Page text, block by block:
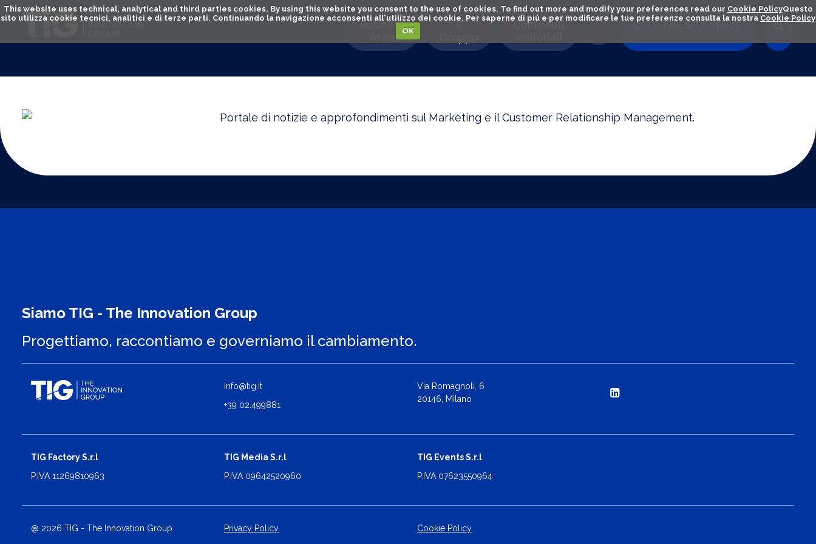
This website uses technical, analytical and third parties cookies. By using this website you consent to the use of cookies. To find out more and modify your preferences read our Cookie PolicyQuesto
sito utilizza cookie tecnici, analitici e di terze parti. Continuando la navigazione acconsenti all'utilizzo dei cookie. Per saperne di piú e per modificare le tue preferenze consulta la nostra Cookie Policy
OK
Let's Talk & Connect!
Business
Il
Contenuti
Portale di notizie e approfondimenti sul Marketing e il Customer Relationship Management.
Siamo TIG - The Innovation Group
Progettiamo, raccontiamo e governiamo il cambiamento.
info@tig.it
+39 02.499881
Via Romagnoli, 6
20146, Milano
TIG Factory S.r.l
P.IVA 11269810963
TIG Media S.r.l
P.IVA 09642520960
TIG Events S.r.l
P.IVA 07623550964
@ 2026 TIG - The Innovation Group Privacy Policy Cookie Policy